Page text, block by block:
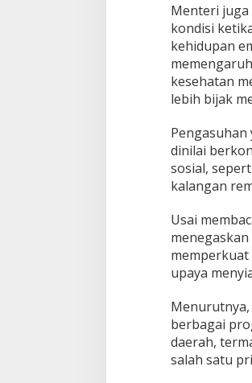
Menteri
kondisi
kehidupan
kesehatan
lebih bijak
dinilai
sosial,
kalangan
Usai
upaya
berbagai
daerah,
salah satu